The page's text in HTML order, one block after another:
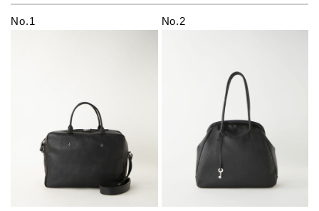
No.1 No.2